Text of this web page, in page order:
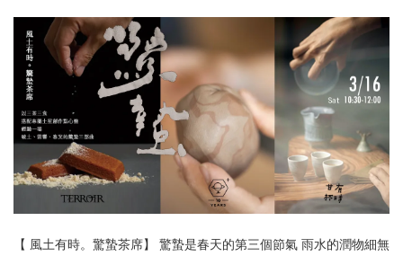
【 風土有時。驚蟄茶席】 驚蟄是春天的第三個節氣 雨水的潤物細無